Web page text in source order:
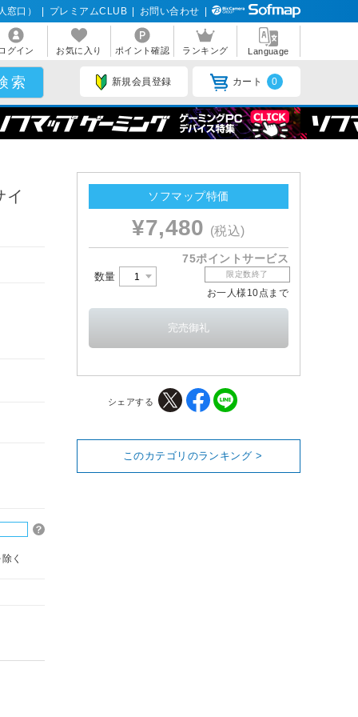
窓口） プレミアムCLUB お問い合わせ
グイン お気に入り ポイント確認 ランキング Language
新規会員登録 カート 0
イ
く
ソフマップ特価
¥7,480 (税込)
75ポイントサービス
数量 限定数終了
お一人様10点まで
シェアする
このカテゴリのランキング >